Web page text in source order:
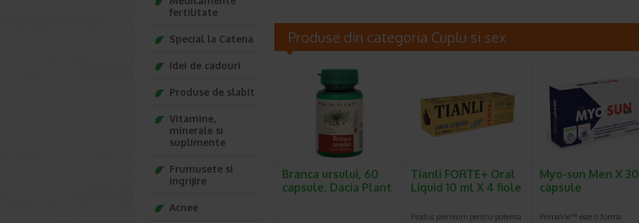
Produse din categoria Cuplu si sex
Branca ursului, 60
capsule, Dacia Plant
Tianli FORTE+ Oral
Liquid 10 ml X 4 fiole
Produs premium pentru potenta
Myo-sun Men X 30
capsule
PrimaVie™ este o forma
fertilitate
Special la Catena
Idei de cadouri
Produse de slabit
Vitamine,
minerale si
suplimente
Frumusete si
ingrijire
Acnee